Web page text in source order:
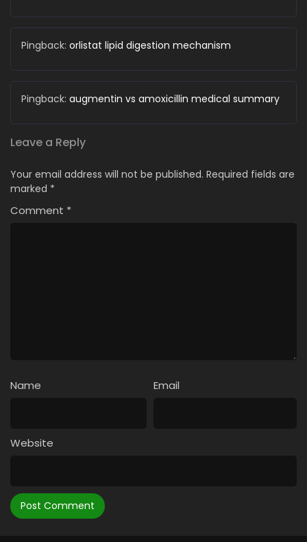
Pingback: orlistat lipid digestion mechanism
Pingback: augmentin vs amoxicillin medical summary
Leave a Reply
Your email address will not be published. Required fields are
marked *
Comment *
Name Email
Website